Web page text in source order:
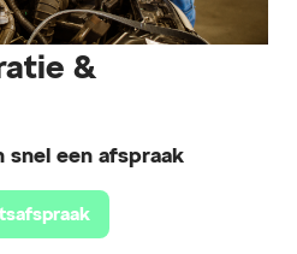
&
snel een afspraak